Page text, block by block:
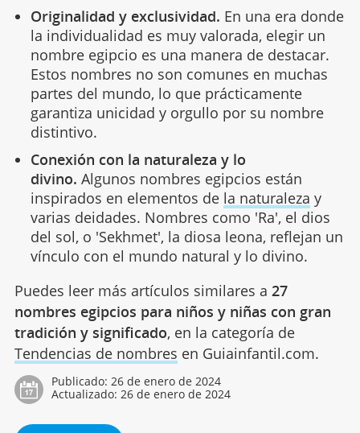
Originalidad y exclusividad. En una era donde
la individualidad es muy valorada, elegir un
nombre egipcio es una manera de destacar.
Estos nombres no son comunes en muchas
partes del mundo, lo que prácticamente
garantiza unicidad y orgullo por su nombre
distintivo.
Conexión con la naturaleza y lo
divino. Algunos nombres egipcios están
inspirados en elementos de la naturaleza y
varias deidades. Nombres como 'Ra', el dios
del sol, o 'Sekhmet', la diosa leona, reflejan un
vínculo con el mundo natural y lo divino.
Puedes leer más artículos similares a 27
nombres egipcios para niños y niñas con gran
tradición y significado, en la categoría de
Tendencias de nombres en Guiainfantil.com.
Publicado: 26 de enero de 2024
Actualizado: 26 de enero de 2024